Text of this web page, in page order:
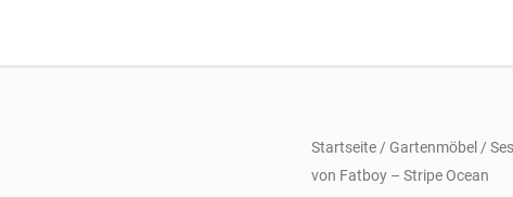
Startseite / Gartenmöbel /
von Fatboy – Stripe Ocean